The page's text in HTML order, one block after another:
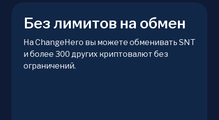
Без лимитов на обмен
На ChangeHero вы можете обменивать SNT
и более 300 других криптовалют без
ограничений.